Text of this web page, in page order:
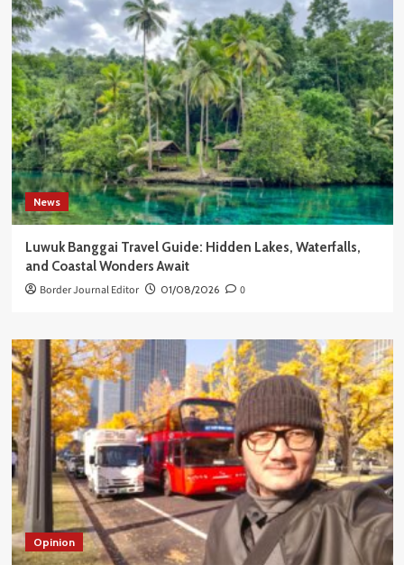
News
Luwuk Banggai Travel Guide: Hidden Lakes, Waterfalls,
and Coastal Wonders Await
Border Journal Editor 01/08/2026 0
Opinion